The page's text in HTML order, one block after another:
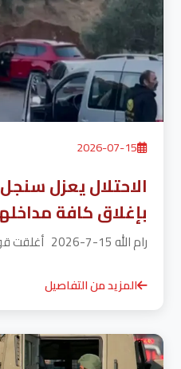
2026-07-15
الاحتلال يعزل
بإغلاق كافة
رام الله 15-7-2026 أغلقت قوات الاحتلال الإسرائيلي، فجر ...
المزيد من التفاصيل